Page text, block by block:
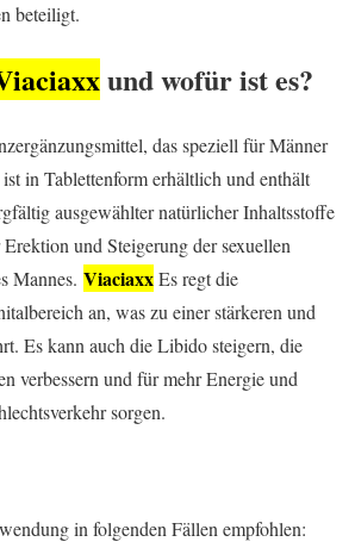
beteiligt.
und wofür ist es?
das speziell für Männer
in Tablettenform erhältlich und enthält
ausgewählter natürlicher Inhaltsstoffe
und Steigerung der sexuellen
Mannes. ViaciaxxEs regt die
an, was zu einer stärkeren und
Es kann auch die Libido steigern, die
verbessern und für mehr Energie und
sorgen.
in folgenden Fällen empfohlen: